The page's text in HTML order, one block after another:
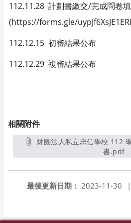
112.11.28 計劃書繳交/完成問卷
(https://forms.gle/
112.12.15 初審結果公布
112.12.29 複審結果公布
相關附件
書.pdf
最後更新日期： 2023-11-30
|